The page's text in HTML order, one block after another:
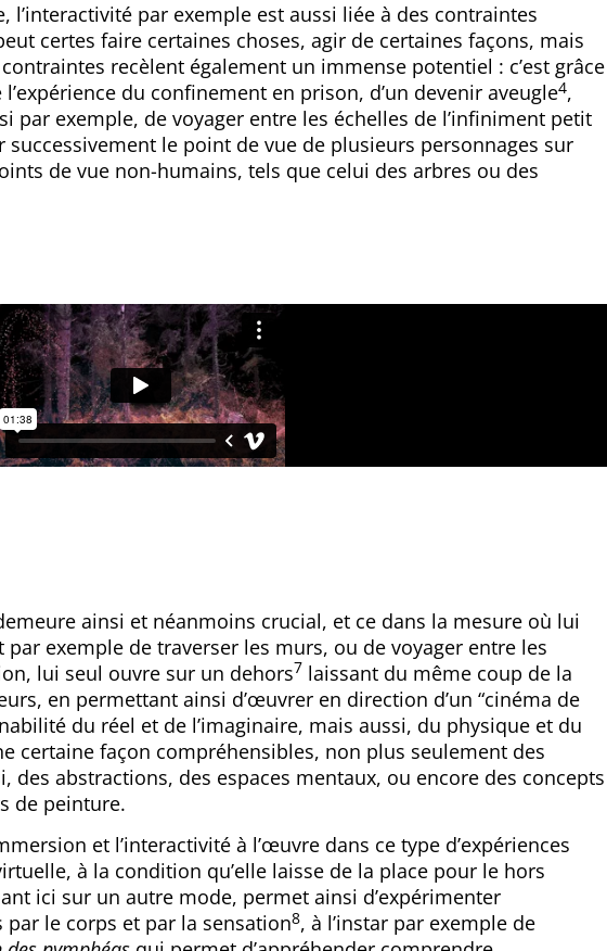
l’interactivité par exemple est aussi liée à des contraintes
certes faire certaines choses, agir de certaines façons, mais
recèlent également un immense potentiel : c’est grâce
du confinement en prison, d’un devenir aveugle4,
par exemple, de voyager entre les échelles de l’infiniment petit
successivement le point de vue de plusieurs personnages sur
de vue non-humains, tels que celui des arbres ou des
ainsi et néanmoins crucial, et ce dans la mesure où lui
exemple de traverser les murs, ou de voyager entre les
lui seul ouvre sur un dehors7 laissant du même coup de la
en permettant ainsi d’œuvrer en direction d’un “cinéma de
du réel et de l’imaginaire, mais aussi, du physique et du
certaine façon compréhensibles, non plus seulement des
des abstractions, des espaces mentaux, ou encore des concepts
de peinture.
et l’interactivité à l’œuvre dans ce type d’expériences
à la condition qu’elle laisse de la place pour le hors
ici sur un autre mode, permet ainsi d’expérimenter
le corps et par la sensation8, à l’instar par exemple de